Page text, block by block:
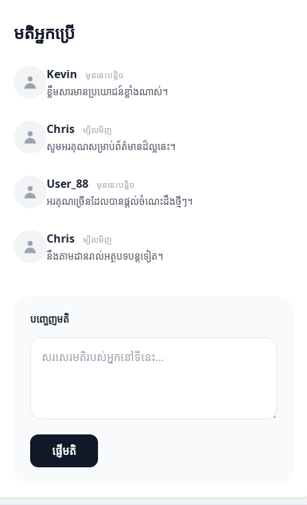
មតិអ្នកប្រើ
Kevin មុននេះបន្តិច
ខ្លឹមសារមានប្រយោជន៍ខ្លាំងណាស់។
Chris ម្សិលមិញ
សូមអរគុណសម្រាប់ព័ត៌មានដ៏ល្អនេះ។
User_88 មុននេះបន្តិច
អរគុណច្រើនដែលបានផ្តល់ចំណេះដឹងថ្មីៗ។
Chris ម្សិលមិញ
នឹងតាមដានរាល់អត្ថបទបន្តទៀត។
បញ្ចេញមតិ
ផ្ញើមតិ